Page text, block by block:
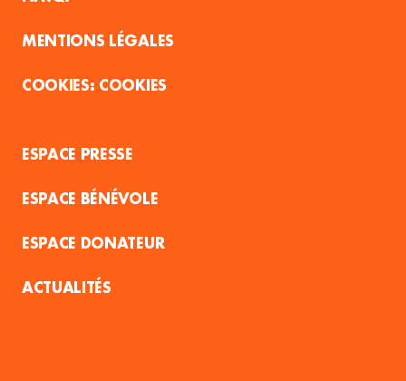
MENTIONS LÉGALES
COOKIES
ESPACE PRESSE
ESPACE BÉNÉVOLE
ESPACE DONATEUR
ACTUALITÉS